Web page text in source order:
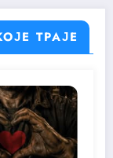
ТРАЈЕ